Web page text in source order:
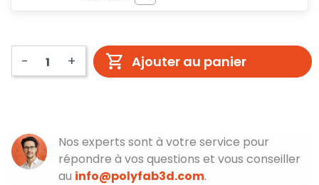
- + Ajouter au panier
Nos experts sont à votre service pour
répondre à vos questions et vous conseiller
au info@polyfab3d.com.